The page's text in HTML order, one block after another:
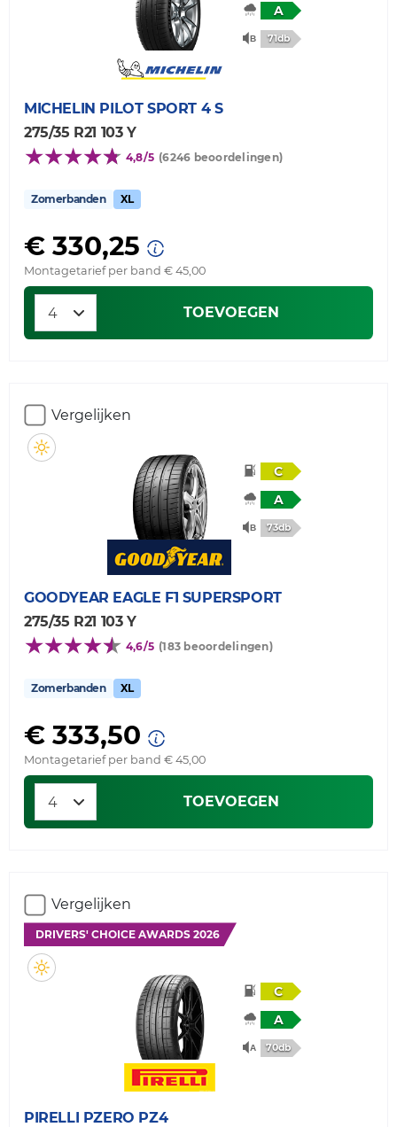
A
71db
MICHELIN PILOT SPORT 4 S
275/35 R21 103 Y
4,8/5 (6246 beoordelingen)
Zomerbanden XL
€ 330,25
Montagetarief per band € 45,00
TOEVOEGEN
Vergelijken
C
A
73db
GOODYEAR EAGLE F1 SUPERSPORT
275/35 R21 103 Y
4,6/5 (183 beoordelingen)
Zomerbanden XL
€ 333,50
Montagetarief per band € 45,00
TOEVOEGEN
Vergelijken
DRIVERS' CHOICE AWARDS 2026
C
A
70db
PIRELLI
PZERO PZ4